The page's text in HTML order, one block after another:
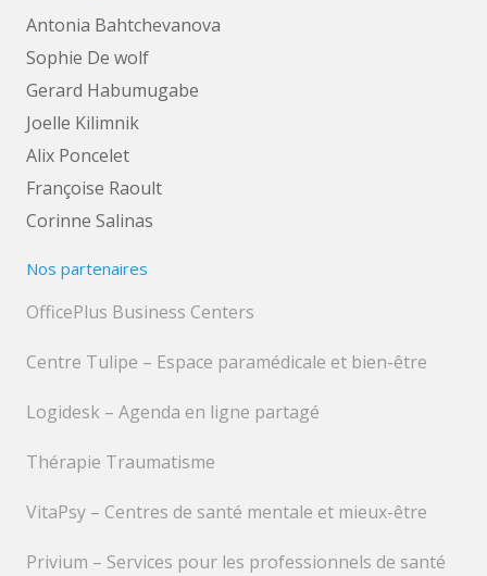
Antonia Bahtchevanova
Sophie De wolf
Gerard Habumugabe
Joelle Kilimnik
Alix Poncelet
Françoise Raoult
Corinne Salinas
Nos partenaires
OfficePlus Business Centers
Centre Tulipe – Espace paramédicale et bien-être
Logidesk – Agenda en ligne partagé
Thérapie Traumatisme
VitaPsy – Centres de santé mentale et mieux-être
Privium – Services pour les professionnels de santé